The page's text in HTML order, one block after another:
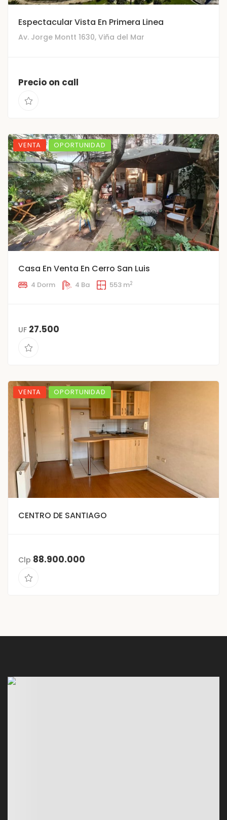
Espectacular Vista En Primera Linea
Av. Jorge Montt 1630, Viña del Mar
Precio on call
VENTA OPORTUNIDAD
Casa En Venta En Cerro San Luis
4 Dorm 4 Ba 553 m2
UF 27.500
VENTA OPORTUNIDAD
CENTRO DE SANTIAGO
Clp 88.900.000